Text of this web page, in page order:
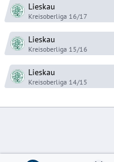
Lieskau
Kreisoberliga 16/17
Lieskau
Kreisoberliga 15/16
Lieskau
Kreisoberliga 14/15